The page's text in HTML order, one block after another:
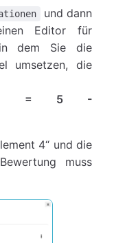
und dann
Editor für
in dem Sie die
umsetzen, die
= 5 -
4“ und die
muss